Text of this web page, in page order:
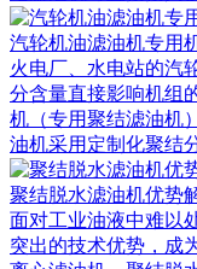
汽轮机油滤油机专用
火电厂、水电站的汽
分含量直接影响机组
机（专用聚结滤油机
油机采用定制化聚结
聚结脱水滤油机优势
面对工业油液中难以
突出的技术优势，成